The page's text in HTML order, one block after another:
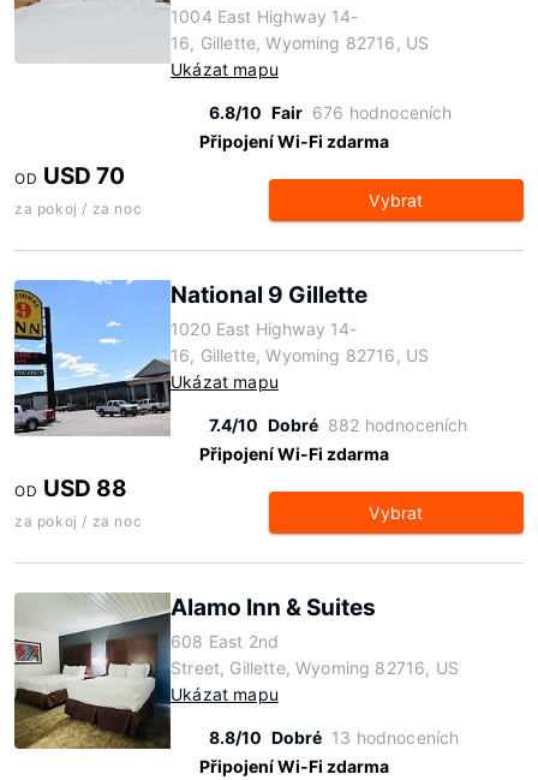
1004 East Highway 14-
16, Gillette, Wyoming 82716, US
Ukázat mapu
6.8/10 Fair 676 hodnoceních
Připojení Wi-Fi zdarma
OD USD 70
za pokoj / za noc Vybrat
National 9 Gillette
1020 East Highway 14-
16, Gillette, Wyoming 82716, US
Ukázat mapu
7.4/10 Dobré 882 hodnoceních
Připojení Wi-Fi zdarma
OD USD 88
za pokoj / za noc Vybrat
Alamo Inn & Suites
608 East 2nd
Street, Gillette, Wyoming 82716, US
Ukázat mapu
8.8/10 Dobré 13 hodnoceních
Připojení Wi-Fi zdarma